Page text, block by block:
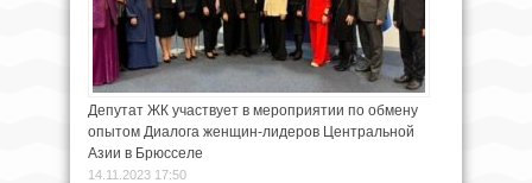
Депутат ЖК участвует в мероприятии по обмену
опытом Диалога женщин-лидеров Центральной
Азии в Брюсселе
14.11.2023 17:50